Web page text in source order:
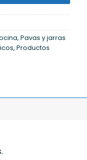
, Pavas y jarras
, Productos